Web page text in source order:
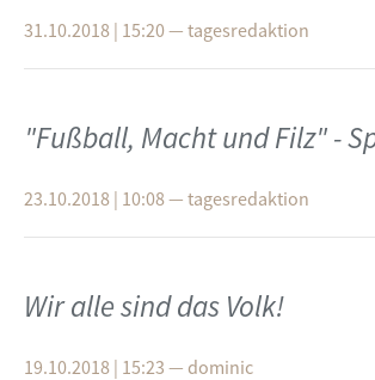
31.10.2018 | 15:20— tagesredaktion
"Fußball, Macht und Filz" -
23.10.2018 | 10:08— tagesredaktion
Wir alle sind das Volk!
19.10.2018 | 15:23 — dominic